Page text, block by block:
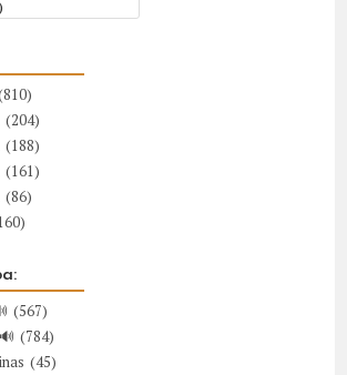
(204)
(188)
(161)
(86)
(567)
(784)
(45)